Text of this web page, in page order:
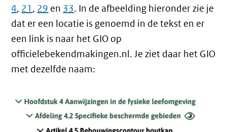
4, 21 , 29 en 33. In de afbeelding hieronder zie je
dat er een locatie is genoemd in de tekst en er
een link is naar het GIO op
officielebekendmakingen.nl. Je ziet daar het GIO
met dezelfde naam: